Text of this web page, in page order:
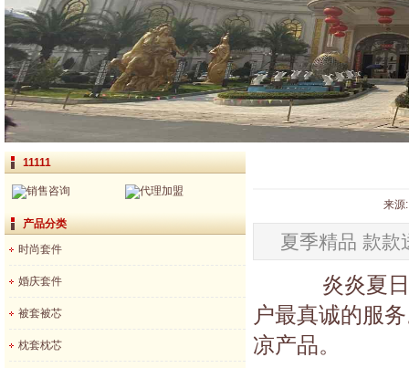
11111
销售咨询 代理加盟
产品分类
时尚套件
婚庆套件
被套被芯
枕套枕芯
来
夏季精品 款款
炎炎夏日
户最真诚的服
凉产品。